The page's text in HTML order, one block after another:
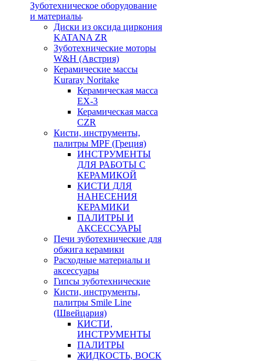
Зуботехническое оборудование
и материалы
Диски из оксида циркония
KATANA ZR
Зуботехнические моторы
W&H (Австрия)
Керамические массы
Kuraray Noritake
Керамическая масса
EX-3
Керамическая масса
CZR
Кисти, инструменты,
палитры MPF (Греция)
ИНСТРУМЕНТЫ
ДЛЯ РАБОТЫ С
КЕРАМИКОЙ
КИСТИ ДЛЯ
НАНЕСЕНИЯ
КЕРАМИКИ
ПАЛИТРЫ И
АКСЕССУАРЫ
Печи зуботехнические для
обжига керамики
Расходные материалы и
аксессуары
Гипсы зуботехнические
Кисти, инструменты,
палитры Smile Line
(Швейцария)
КИСТИ,
ИНСТРУМЕНТЫ
ПАЛИТРЫ
ЖИДКОСТЬ, ВОСК